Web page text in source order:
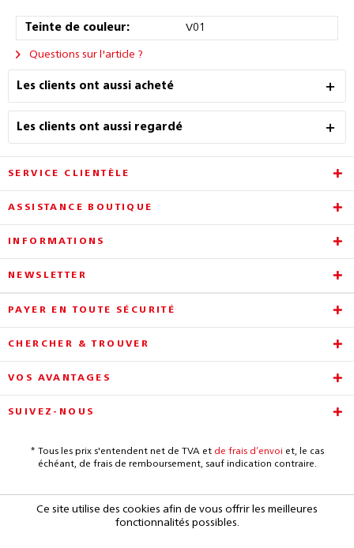
Teinte de couleur: V01
Questions sur l'article ?
Les clients ont aussi acheté
Les clients ont aussi regardé
SERVICE CLIENTÈLE
ASSISTANCE BOUTIQUE
INFORMATIONS
NEWSLETTER
PAYER EN TOUTE SÉCURITÉ
CHERCHER & TROUVER
VOS AVANTAGES
SUIVEZ-NOUS
* Tous les prix s'entendent net de TVA et de frais d’envoi et, le cas
échéant, de frais de remboursement, sauf indication contraire.
Ce site utilise des cookies afin de vous offrir les meilleures
fonctionnalités possibles.